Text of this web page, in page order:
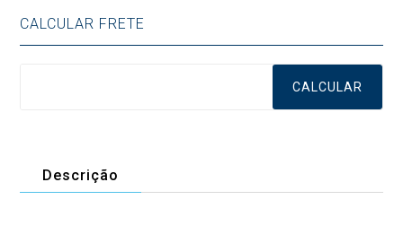
CALCULAR FRETE
CALCULAR
Descrição